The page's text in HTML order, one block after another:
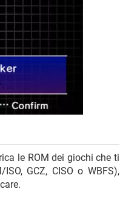
le ROM dei giochi che ti
GCZ, CISO o WBFS),